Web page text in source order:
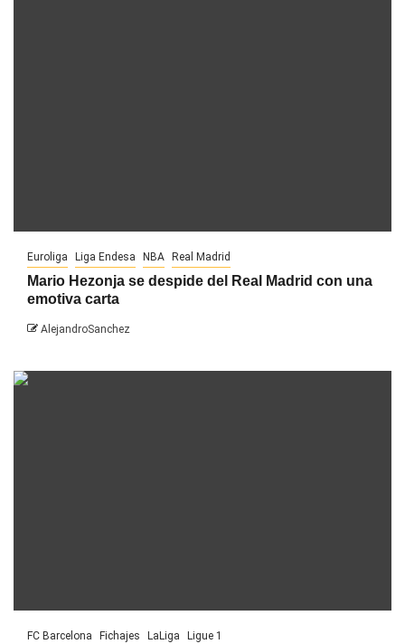
Euroliga Liga Endesa NBA Real Madrid
Mario Hezonja se despide del Real Madrid con una
emotiva carta
AlejandroSanchez
FC Barcelona Fichajes LaLiga Ligue 1